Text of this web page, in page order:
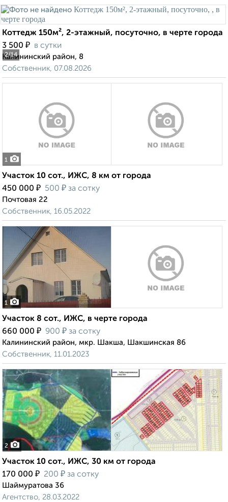
2/14
Коттедж 150м², 2-этажный, посуточно, в черте города
3 500 ₽ в сутки
Калининский район, 8
Собственник, 07.08.2026
1
Участок 10 сот., ИЖС, 8 км от города
450 000 ₽ 500 ₽ за сотку
Почтовая 22
Собственник, 16.05.2022
1
Участок 8 сот., ИЖС, в черте города
660 000 ₽ 900 ₽ за сотку
Калининский район, мкр. Шакша, Шакшинская 86
Собственник, 11.01.2023
2
Участок 10 сот., ИЖС, 30 км от города
170 000 ₽ 200 ₽ за сотку
Шаймуратова 36
Агентство, 28.03.2022